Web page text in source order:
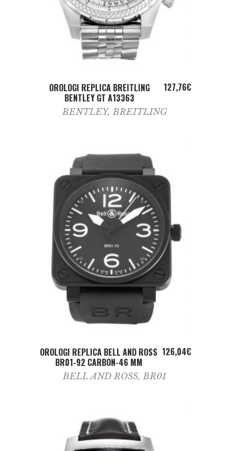
ADD TO CART
OROLOGI REPLICA BREITLING
BENTLEY GT A13363
127,76€
BENTLEY,BREITLING
ADD TO CART
OROLOGI REPLICA BELL AND ROSS
BR01-92 CARBON-46 MM
126,04€
BELL AND ROSS,BR01